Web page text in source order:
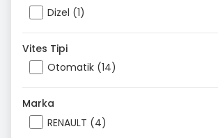
Dizel (1)
Vites Tipi
Otomatik (14)
Marka
RENAULT (4)